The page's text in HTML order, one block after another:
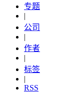
专题
|
公司
|
作者
|
标签
|
RSS